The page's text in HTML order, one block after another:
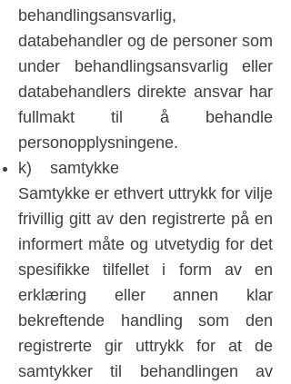
behandlingsansvarlig,
databehandler og de personer som
under behandlingsansvarlig eller
databehandlers direkte ansvar har
fullmakt til å behandle
personopplysningene.
k) samtykke
Samtykke er ethvert uttrykk for vilje
frivillig gitt av den registrerte på en
informert måte og utvetydig for det
spesifikke tilfellet i form av en
erklæring eller annen klar
bekreftende handling som den
registrerte gir uttrykk for at de
samtykker til behandlingen av